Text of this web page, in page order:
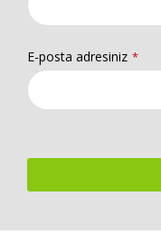
E-posta adresiniz *
field